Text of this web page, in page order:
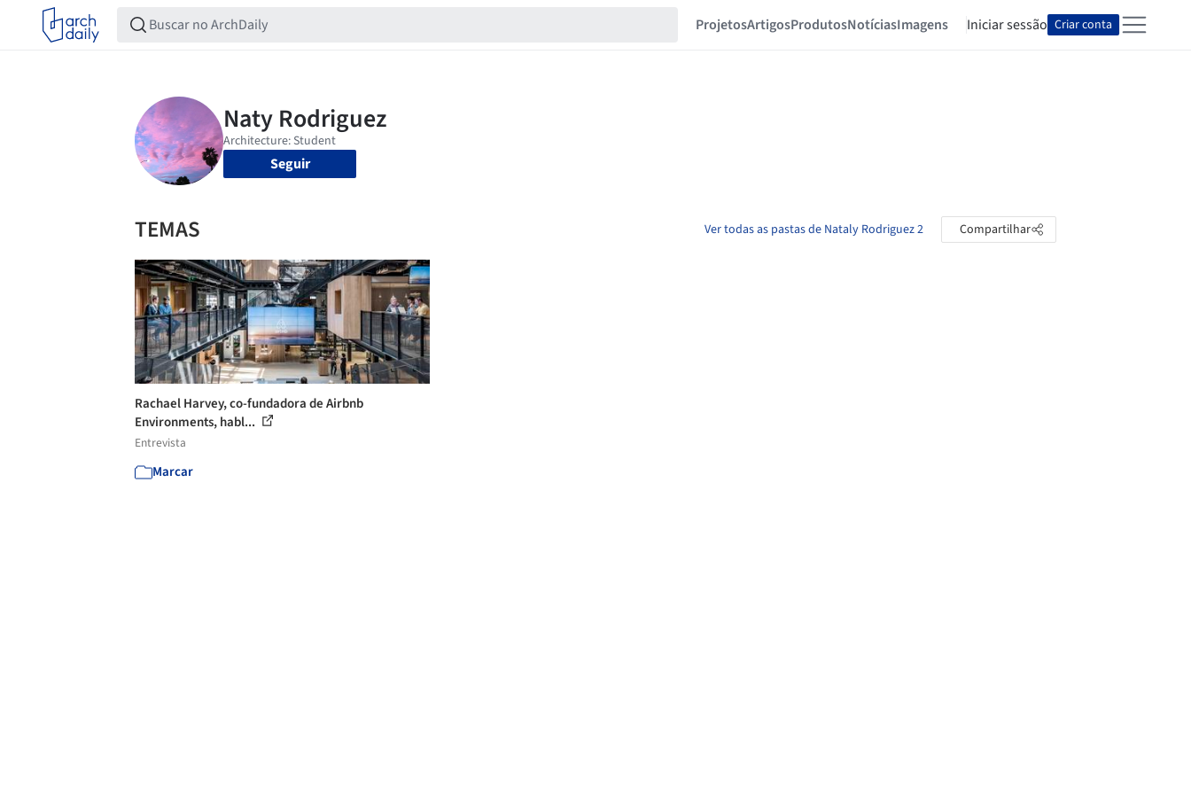
ProjetosArtigosProdutosNotíciasImagens Iniciar sessão Criar conta
Seguir
TEMAS Ver todas as pastas de Nataly Rodriguez 2 Compartilhar
Rachael Harvey, co-fundadora de Airbnb
Environments, habl...
Entrevista
Marcar